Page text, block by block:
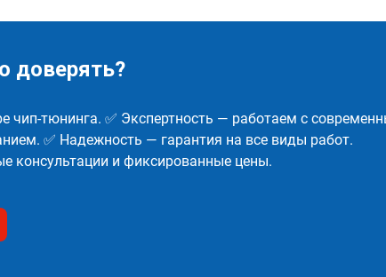
доверять?
чип-тюнинга. ✅ Экспертность — работаем с
✅ Надежность — гарантия на все виды работ.
консультации и фиксированные цены.